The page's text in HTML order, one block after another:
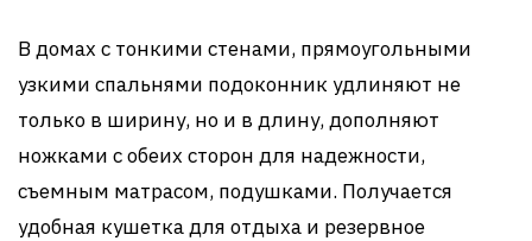
В домах с тонкими стенами, прямоугольными
узкими спальнями подоконник удлиняют не
только в ширину, но и в длину, дополняют
ножками с обеих сторон для надежности,
съемным матрасом, подушками. Получается
удобная кушетка для отдыха и резервное